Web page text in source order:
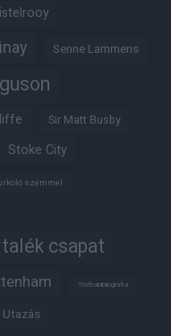
Senne Lammens
Sir Matt Busby
Stoke City
szemmel
csapat
Trófeabibliográfia
Utazás